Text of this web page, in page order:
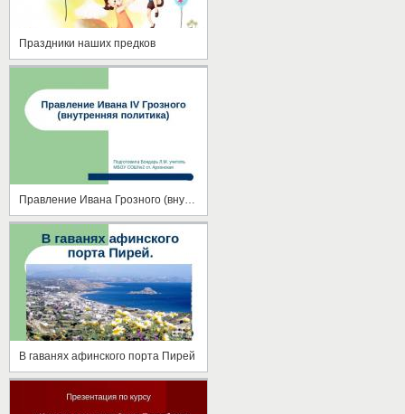
Праздники наших предков
В гаванях афинского порта Пирей